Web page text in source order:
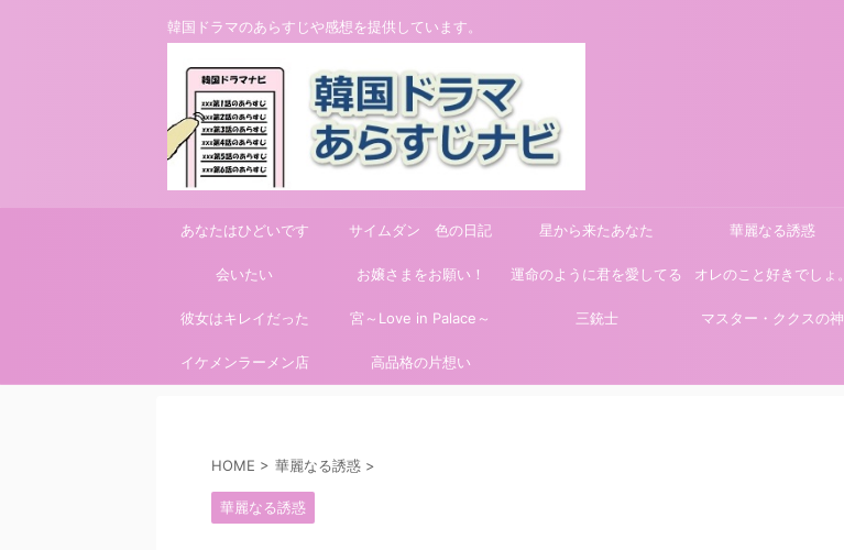
韓国ドラマのあらすじや感想を提供しています。
あなたはひどいです サイムダン 色の日記 星から来たあなた 華麗なる誘惑
会いたい お嬢さまをお願い！ 運命のように君を愛してる オレのこと好きでしょ。
彼女はキレイだった 宮～Love in Palace～ 三銃士 マスター・ククスの神
イケメンラーメン店 高品格の片想い
HOME > 華麗なる誘惑 >
華麗なる誘惑